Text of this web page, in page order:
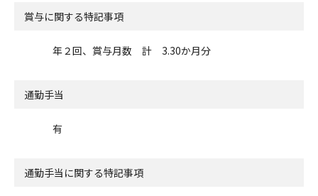
賞与に関する特記事項
年２回、賞与月数 計 3.30か月分
通勤手当
有
通勤手当に関する特記事項